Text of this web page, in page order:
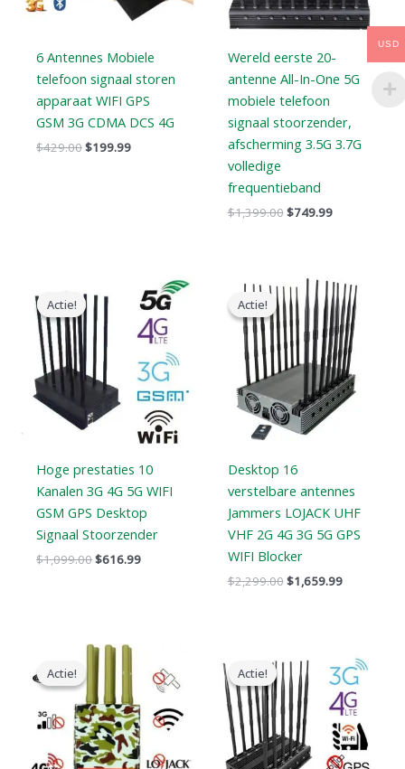
6 Antennes Mobiele
telefoon signaal storen
apparaat WIFI GPS
GSM 3G CDMA DCS 4G
$429.00$199.99
Wereld eerste 20-
antenne All-In-One 5G
mobiele telefoon
signaal stoorzender,
afscherming 3.5G 3.7G
volledige
frequentieband
$1,399.00$749.99
Actie!
Actie!
Hoge prestaties 10
Kanalen 3G 4G 5G WIFI
GSM GPS Desktop
Signaal Stoorzender
$1,099.00
Oorspronkelijke
prijs
was:
$1,099.00.
$616.99
Huidige
prijs
is:
$616.99.
Actie!
Actie!
Desktop 16
verstelbare antennes
Jammers LOJACK UHF
VHF 2G 4G 3G 5G GPS
WIFI Blocker
$2,299.00
Oorspronkelijke
prijs
was:
$2,299.00.
$1,659.99
Huidige
prijs
is:
$1,659.99.
Actie!
Actie!
Oorspronkelijke
prijs
was:
$599.00.
Huidige
is:
$396.99.
Actie!
Actie!
prijs
was:
$1,199.00.
prijs
is:
$609.99.
USD